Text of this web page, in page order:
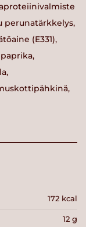
perunatärkkelys,
(E331),
172 kcal
12 g